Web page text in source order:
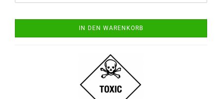
IN DEN WARENKORB